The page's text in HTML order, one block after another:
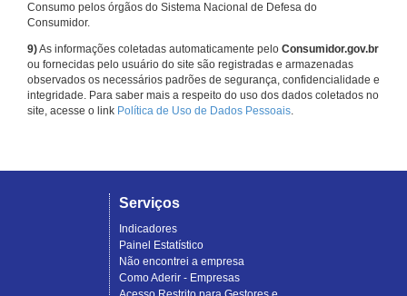
Consumo pelos órgãos do Sistema Nacional de Defesa do
Consumidor.
9)As informações coletadas automaticamente pelo Consumidor.gov.br
ou fornecidas pelo usuário do site são registradas e armazenadas
observados os necessários padrões de segurança, confidencialidade e
integridade. Para saber mais a respeito do uso dos dados coletados no
site, acesse o link Política de Uso de Dados Pessoais.
Serviços
Indicadores
Painel Estatístico
Não encontrei a empresa
Como Aderir - Empresas